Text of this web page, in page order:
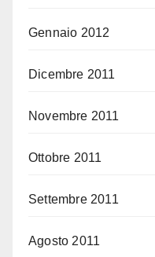
Gennaio 2012
Dicembre 2011
Novembre 2011
Ottobre 2011
Settembre 2011
Agosto 2011